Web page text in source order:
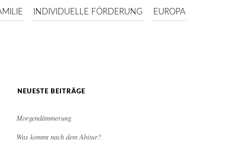
INDIVIDUELLE FÖRDERUNG EUROPA
NEUESTE BEITRÄGE
Morgendämmerung
Was kommt nach dem Abitur?